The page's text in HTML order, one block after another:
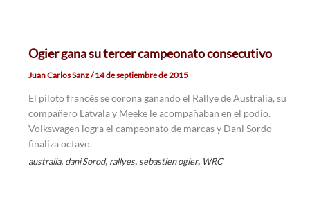
Ogier gana su tercer campeonato consecutivo
Juan Carlos Sanz/14 de septiembre de 2015
El piloto francés se corona ganando el Rallye de Australia, su
compañero Latvala y Meeke le acompañaban en el podio.
Volkswagen logra el campeonato de marcas y Dani Sordo
finaliza octavo.
australia, dani Sorod, rallyes, sebastien ogier, WRC